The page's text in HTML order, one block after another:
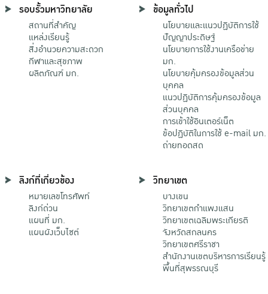
รอบรั้วมหาวิทยาลัย
สถานที่สำคัญ
แหล่งเรียนรู้
สิ่งอำนวยความสะดวก
กีฬาและสุขภาพ
ผลิตภัณฑ์ มก.
ข้อมูลทั่วไป
นโยบายและแนวปฏิบัติการใช้
ปัญญาประดิษฐ์
นโยบายการใช้งานเครือข่าย
มก.
นโยบายคุ้มครองข้อมูลส่วน
บุคคล
แนวปฏิบัติการคุ้มครองข้อมูล
ส่วนบุคคล
การเข้าใช้อินเตอร์เน็ต
ข้อปฏิบัติในการใช้ e-mail มก.
ถ่ายทอดสด
ลิงก์ที่เกี่ยวข้อง
หมายเลขโทรศัพท์
ลิงก์ด่วน
แผนที่ มก.
แผนผังเว็บไซต์
วิทยาเขต
บางเขน
วิทยาเขตกําแพงแสน
วิทยาเขตเฉลิมพระเกียรติ
จังหวัดสกลนคร
วิทยาเขตศรีราชา
สำนักงานเขตบริหารการเรียนรู้
พื้นที่สุพรรณบุรี